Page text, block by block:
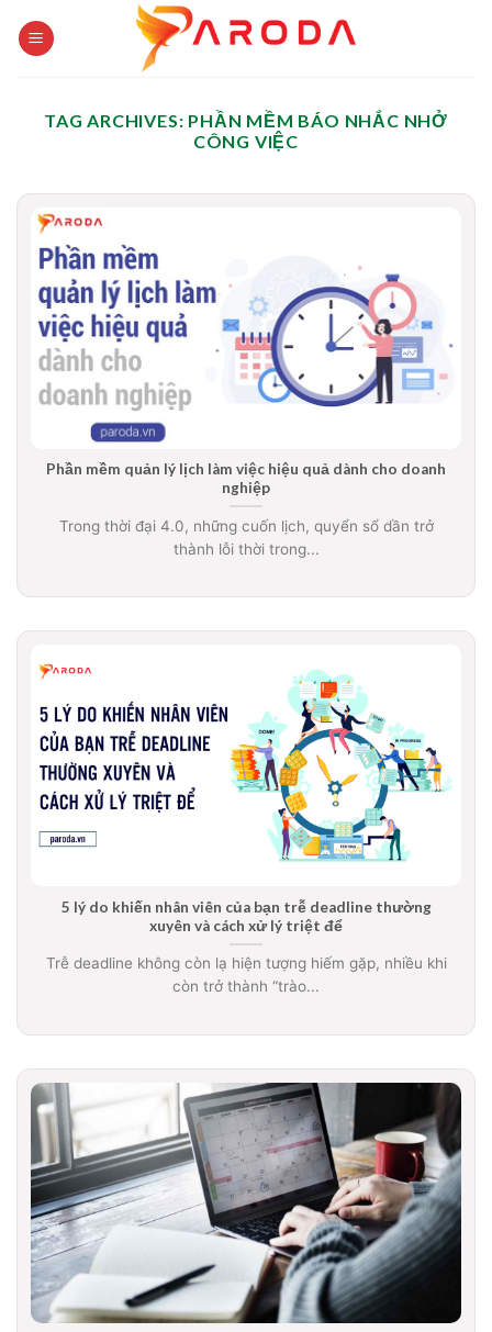
TAG ARCHIVES: PHẦN MỀM BÁO NHẮC NHỞ
CÔNG VIỆC
Phần mềm quản lý lịch làm việc hiệu quả dành cho doanh
nghiệp
Trong thời đại 4.0, những cuốn lịch, quyển sổ dần trở
thành lỗi thời trong...
5 lý do khiến nhân viên của bạn trễ deadline thường
xuyên và cách xử lý triệt để
Trễ deadline không còn lạ hiện tượng hiếm gặp, nhiều khi
còn trở thành “trào...